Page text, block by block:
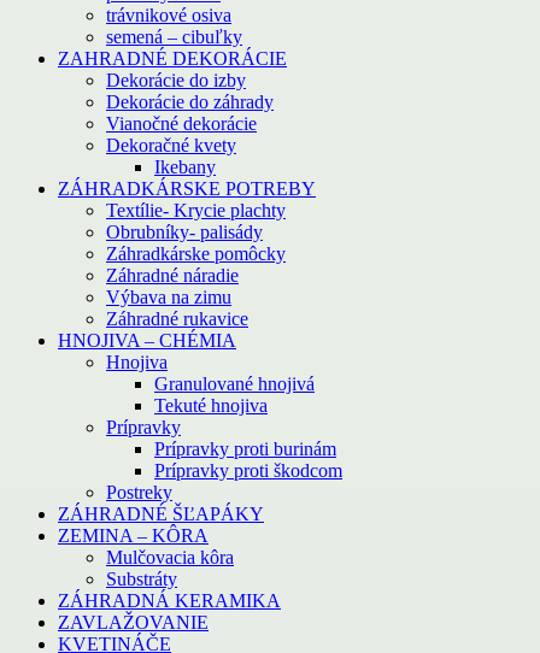
trávnikové osiva
semená – cibuľky
ZAHRADNÉ DEKORÁCIE
Dekorácie do izby
Dekorácie do záhrady
Vianočné dekorácie
Dekoračné kvety
Ikebany
ZÁHRADKÁRSKE POTREBY
Textílie- Krycie plachty
Obrubníky- palisády
Záhradkárske pomôcky
Záhradné náradie
Výbava na zimu
Záhradné rukavice
HNOJIVA – CHÉMIA
Hnojiva
Granulované hnojivá
Tekuté hnojiva
Prípravky
Prípravky proti burinám
Prípravky proti škodcom
Postreky
ZÁHRADNÉ ŠĽAPÁKY
ZEMINA – KÔRA
Mulčovacia kôra
Substráty
ZÁHRADNÁ KERAMIKA
ZAVLAŽOVANIE
KVETINÁČE